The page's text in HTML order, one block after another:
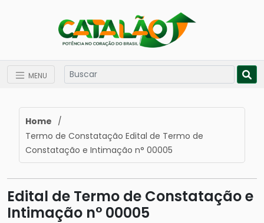
MENU
Home /
Termo de Constatação Edital de Termo de
Constatação e Intimação n° 00005
Edital de Termo de Constatação e
Intimação n° 00005